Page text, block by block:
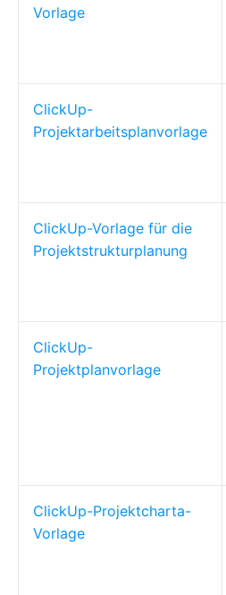
Vorlage
ClickUp-
Projektarbeitsplanvorlage
ClickUp-Vorlage für die
Projektstrukturplanung
ClickUp-
Projektplanvorlage
ClickUp-Projektcharta-
Vorlage